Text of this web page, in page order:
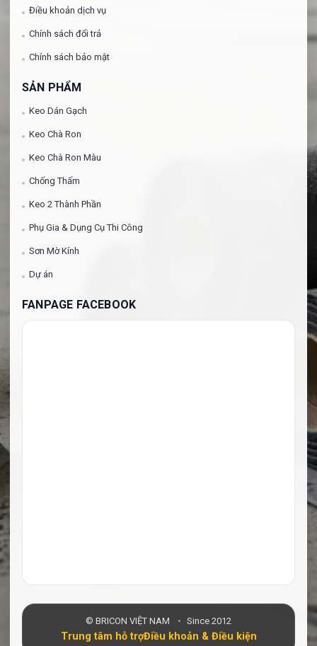
Điều khoản dịch vụ
Chính sách đổi trả
Chính sách bảo mật
SẢN PHẨM
Keo Dán Gạch
Keo Chà Ron
Keo Chà Ron Màu
Chống Thấm
Keo 2 Thành Phần
Phụ Gia & Dụng Cụ Thi Công
Sơn Mờ Kính
Dự án
FANPAGE FACEBOOK
© BRICON VIỆT NAM • Since 2012
Trung tâm hỗ trợĐiều khoản & Điều kiện